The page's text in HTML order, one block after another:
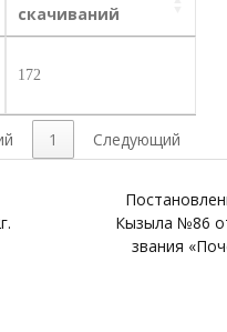
скачиваний
172
1 Следующий
Кызыла №86
звания